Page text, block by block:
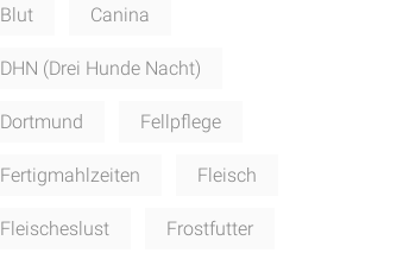
Blut Canina
DHN (Drei Hunde Nacht)
Dortmund Fellpflege
Fertigmahlzeiten Fleisch
Fleischeslust Frostfutter